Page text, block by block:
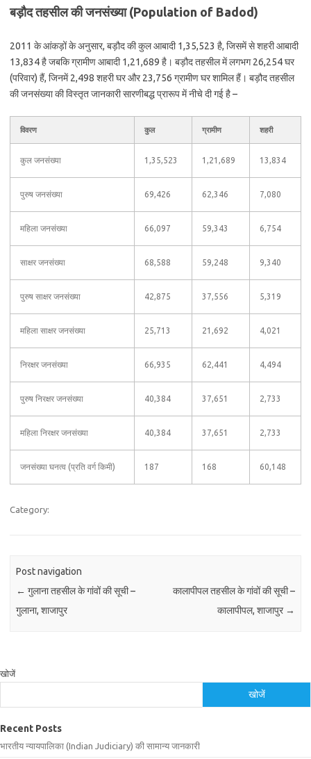
बड़ौद तहसील की जनसंख्या (Population of Badod)
2011 के आंकड़ों के अनुसार, बड़ौद की कुल आबादी 1,35,523 है, जिसमें से शहरी आबादी
13,834 है जबकि ग्रामीण आबादी 1,21,689 है। बड़ौद तहसील में लगभग 26,254 घर
(परिवार) हैं, जिनमें 2,498 शहरी घर और 23,756 ग्रामीण घर शामिल हैं। बड़ौद तहसील
की जनसंख्या की विस्तृत जानकारी सारणीबद्ध प्रारूप में नीचे दी गई है –
विवरण कुल ग्रामीण शहरी
कुल जनसंख्या 1,35,523 1,21,689 13,834
पुरुष जनसंख्या 69,426 62,346 7,080
महिला जनसंख्या 66,097 59,343 6,754
साक्षर जनसंख्या 68,588 59,248 9,340
पुरुष साक्षर जनसंख्या 42,875 37,556 5,319
महिला साक्षर जनसंख्या 25,713 21,692 4,021
निरक्षर जनसंख्या 66,935 62,441 4,494
पुरुष निरक्षर जनसंख्या 40,384 37,651 2,733
महिला निरक्षर जनसंख्या 40,384 37,651 2,733
जनसंख्या घनत्व (प्रति वर्ग किमी) 187 168 60,148
Category:
Post navigation
← गुलाना तहसील के गांवों की सूची –
गुलाना, शाजापुर
कालापीपल तहसील के गांवों की सूची –
कालापीपल, शाजापुर →
खोजें
खोजें
Recent Posts
भारतीय न्यायपालिका (Indian Judiciary) की सामान्य जानकारी